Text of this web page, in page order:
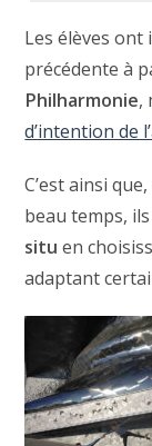
Les élèves ont
précédente à
Philharmonie,
d’intention de
C’est ainsi
beau temps,
situ en
adaptant